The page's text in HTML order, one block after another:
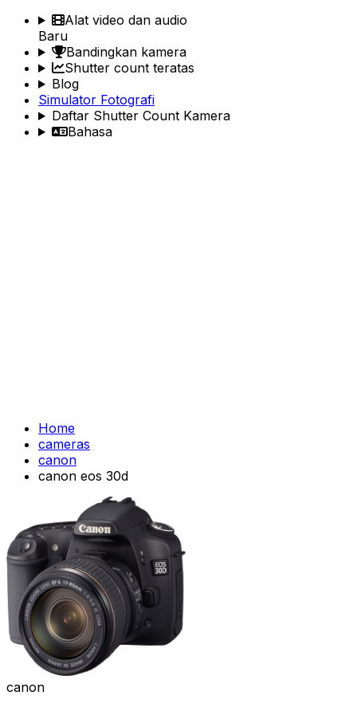
Alat video dan audio
Baru
Bandingkan kamera
Shutter count teratas
Blog
Simulator Fotografi
Daftar Shutter Count Kamera
Bahasa
Home
cameras
canon
canon eos 30d
canon